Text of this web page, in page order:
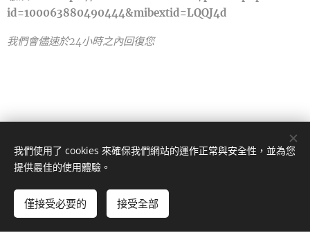
id=100063880490444&mibextid=LQQJ4d
我們會儘速於24小時之內回復您
宜蘭縣蘇澳鎮蘇花路三段146號
版權所有 2023
由Webnode提供技術支援
免費建立您的網站！
我們使用了 cookies 來確保我們網站的運作正常與安全性，並為您
提供最佳的使用體驗。
僅接受必要的 接受全部